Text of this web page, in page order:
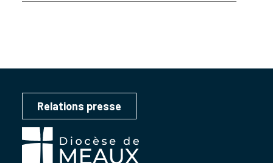
Relations presse